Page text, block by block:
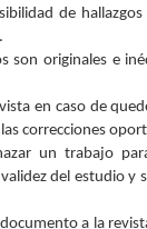
de
son originales e
en caso de
correcciones
un trabajo
del estudio y
a la